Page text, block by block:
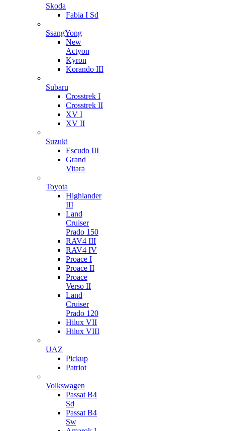
Skoda
Fabia I Sd
SsangYong
New
Actyon
Kyron
Korando III
Subaru
Crosstrek I
Crosstrek II
XV I
XV II
Suzuki
Escudo III
Grand
Vitara
Toyota
Highlander
III
Land
Cruiser
Prado 150
RAV4 III
RAV4 IV
Proace I
Proace II
Proace
Verso II
Land
Cruiser
Prado 120
Hilux VII
Hilux VIII
UAZ
Pickup
Patriot
Volkswagen
Passat B4
Sd
Passat B4
Sw